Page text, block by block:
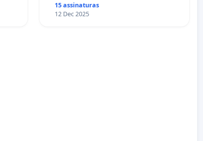
15 assinaturas
12 Dec 2025